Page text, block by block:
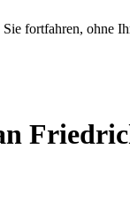
fortfahren, ohne